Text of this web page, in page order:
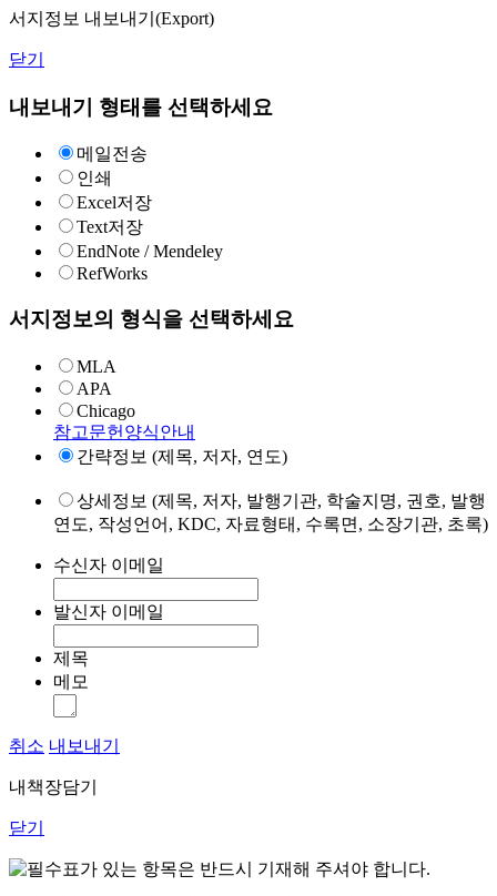
서지정보 내보내기(Export)
닫기
내보내기 형태를 선택하세요
메일전송
인쇄
Excel저장
Text저장
EndNote / Mendeley
RefWorks
서지정보의 형식을 선택하세요
MLA
APA
Chicago
참고문헌양식안내
간략정보 (제목, 저자, 연도)
상세정보 (제목, 저자, 발행기관, 학술지명, 권호, 발행
연도, 작성언어, KDC, 자료형태, 수록면, 소장기관, 초록)
수신자 이메일
발신자 이메일
제목
메모
취소 내보내기
내책장담기
닫기
표가 있는 항목은 반드시 기재해 주셔야 합니다.